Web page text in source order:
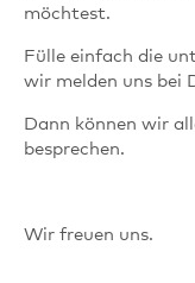
möchtest.
Fülle einfach die
wir melden uns bei
Dann können wir
besprechen.
Wir freuen uns.